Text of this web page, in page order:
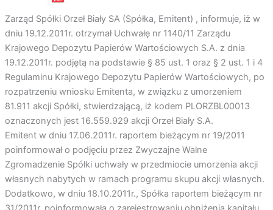
Zarząd Spółki Orzeł Biały SA (Spółka, Emitent) , informuje, iż w
dniu 19.12.2011r. otrzymał Uchwałę nr 1140/11 Zarządu
Krajowego Depozytu Papierów Wartościowych S.A. z dnia
19.12.2011r. podjętą na podstawie § 85 ust. 1 oraz § 2 ust. 1 i 4
Regulaminu Krajowego Depozytu Papierów Wartościowych, po
rozpatrzeniu wniosku Emitenta, w związku z umorzeniem
81.911 akcji Spółki, stwierdzającą, iż kodem PLORZBL00013
oznaczonych jest 16.559.929 akcji Orzeł Biały S.A.
Emitent w dniu 17.06.2011r. raportem bieżącym nr 19/2011
poinformował o podjęciu przez Zwyczajne Walne
Zgromadzenie Spółki uchwały w przedmiocie umorzenia akcji
własnych nabytych w ramach programu skupu akcji własnych.
Dodatkowo, w dniu 18.10.2011r., Spółka raportem bieżącym nr